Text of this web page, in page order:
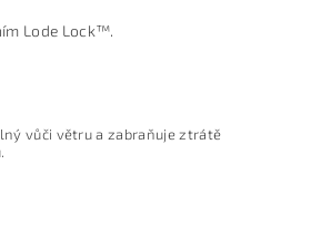
Lode Lock™.
vůči větru a zabraňuje ztrátě